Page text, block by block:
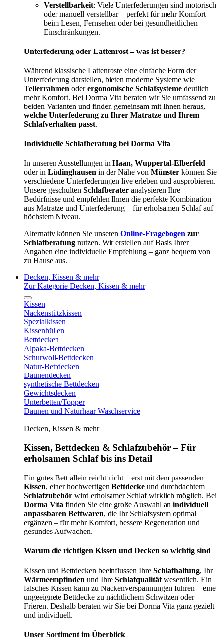
Verstellbarkeit: Viele Unterfederungen sind motorisch
oder manuell verstellbar – perfekt für mehr Komfort
beim Lesen, Fernsehen oder bei gesundheitlichen
Einschränkungen.
Unterfederung oder Lattenrost – was ist besser?
Während klassische Lattenroste eine einfache Form der
Unterfederung darstellen, bieten moderne Systeme wie
Tellerrahmen oderergonomische Schlafsysteme deutlich
mehr Komfort. Bei Dorma Vita beraten wir Sie umfassend zu
beiden Varianten und finden gemeinsam mit Ihnen heraus,
welche Unterfederung zu Ihrer Matratze und Ihrem
Schlafverhalten passt.
Individuelle Schlafberatung bei Dorma Vita
In unseren Ausstellungen in Haan, Wuppertal-Elberfeld
oder in Lüdinghausen in der Nähe von Münster können Sie
verschiedene Unterfederungen live erleben und ausprobieren.
Unsere geschulten Schlafberater analysieren Ihre
Bedürfnisse und empfehlen Ihnen die perfekte Kombination
aus Matratze und Unterfederung – für erholsamen Schlaf auf
höchstem Niveau.
Alternativ können Sie unseren Online-Fragebogen zur
Schlafberatung nutzen. Wir erstellen auf Basis Ihrer
Angaben eine individuelle Empfehlung – ganz bequem von
zu Hause aus.
Decken, Kissen & mehr
Zur Kategorie Decken, Kissen & mehr
Kissen
Nackenstützkissen
Spezialkissen
Kissenhüllen
Bettdecken
Alpaka-Bettdecken
Schurwoll-Bettdecken
Natur-Bettdecken
Daunendecken
synthetische Bettdecken
Gewichtsdecken
Unterbetten/Topper
Daunen und Naturhaar Waschservice
Decken, Kissen & mehr
Kissen, Bettdecken & Schlafzubehör – Für
erholsamen Schlaf bis ins Detail
Ein gutes Bett allein reicht nicht – erst mit dem passenden
Kissen, einer hochwertigen Bettdecke und durchdachtem
Schlafzubehör wird erholsamer Schlaf wirklich möglich. Bei
Dorma Vita finden Sie eine große Auswahl an individuell
anpassbaren Bettwaren, die Ihr Schlafsystem optimal
ergänzen – für mehr Komfort, bessere Regeneration und
gesundes Aufwachen.
Warum die richtigen Kissen und Decken so wichtig sind
Kissen und Bettdecken beeinflussen Ihre Schlafhaltung, Ihr
Wärmeempfinden und Ihre Schlafqualität wesentlich. Ein
falsches Kissen kann zu Nackenverspannungen führen – eine
ungeeignete Bettdecke zu nächtlichem Schwitzen oder
Frieren. Deshalb beraten wir Sie bei Dorma Vita ganz gezielt
und individuell.
Unser Sortiment im Überblick